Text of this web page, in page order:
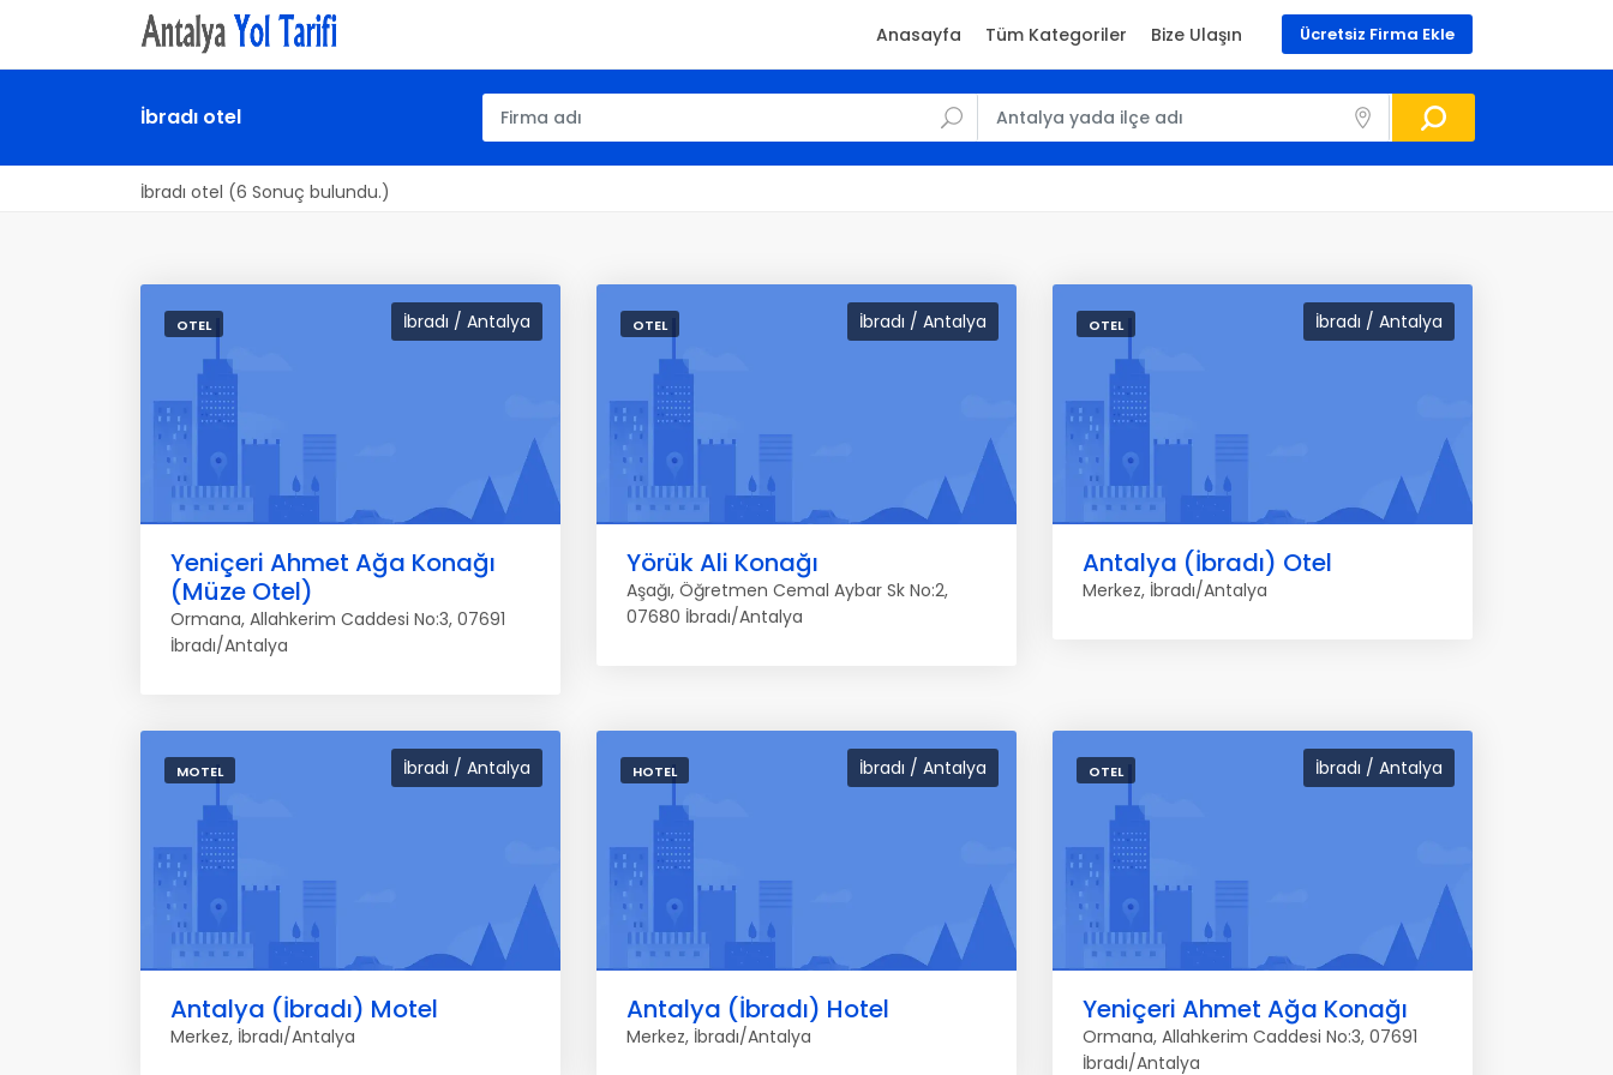
Ücretsiz Firma Ekle
Anasayfa Tüm Kategoriler Bize Ulaşın
İbradı otel
İbradı otel (6 Sonuç bulundu.)
İbradı / Antalya
OTEL
Yeniçeri Ahmet Ağa Konağı
(Müze Otel)
Ormana, Allahkerim Caddesi No:3, 07691
İbradı/Antalya
İbradı / Antalya
OTEL
Yörük Ali Konağı
Aşağı, Öğretmen Cemal Aybar Sk No:2,
07680 İbradı/Antalya
İbradı / Antalya
OTEL
Antalya (İbradı) Otel
Merkez, İbradı/Antalya
İbradı / Antalya
MOTEL
Antalya (İbradı) Motel
Merkez, İbradı/Antalya
İbradı / Antalya
HOTEL
Antalya (İbradı) Hotel
Merkez, İbradı/Antalya
İbradı / Antalya
OTEL
Yeniçeri Ahmet Ağa Konağı
Ormana, Allahkerim Caddesi No:3, 07691
İbradı/Antalya